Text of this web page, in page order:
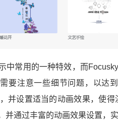
中常用的一种特效，而
要注意一些细节问题，以达
并设置适当的动画效果，使
通过丰富的动画效果设置，